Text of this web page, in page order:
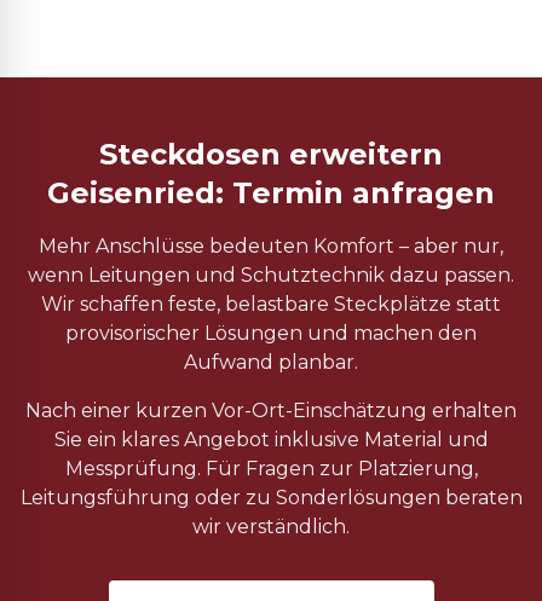
Steckdosen erweitern
Geisenried: Termin anfragen
Mehr Anschlüsse bedeuten Komfort – aber nur,
wenn Leitungen und Schutztechnik dazu passen.
Wir schaffen feste, belastbare Steckplätze statt
provisorischer Lösungen und machen den
Aufwand planbar.
Nach einer kurzen Vor-Ort-Einschätzung erhalten
Sie ein klares Angebot inklusive Material und
Messprüfung. Für Fragen zur Platzierung,
Leitungsführung oder zu Sonderlösungen beraten
wir verständlich.